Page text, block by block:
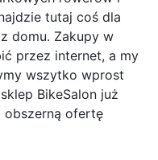
tutaj coś dla
domu. Zakupy w
przez internet, a my
wszytko wprost
BikeSalon już
obszerną ofertę